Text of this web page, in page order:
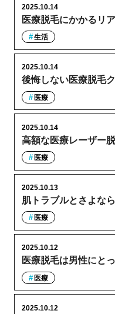
医療脱毛にかかるリ
2025.10.14
生活
後悔しない医療脱毛
2025.10.14
医療
高額な医療レーザー
2025.10.14
医療
肌トラブルとさよな
2025.10.13
医療
医療脱毛は男性にと
2025.10.12
医療
2025.10.12